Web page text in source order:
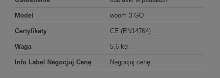
Model woom 3 GO
Certyfikaty CE (EN14764)
Waga 5,6 kg
Info Label Negocjuj Cenę Negocjuj cenę